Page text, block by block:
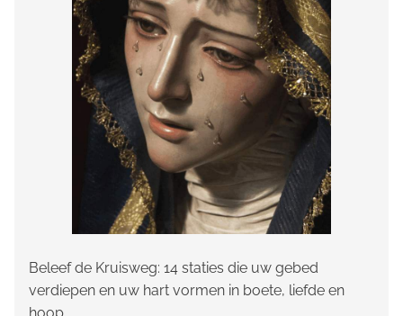
Beleef de Kruisweg: 14 staties die uw gebed
verdiepen en uw hart vormen in boete, liefde en